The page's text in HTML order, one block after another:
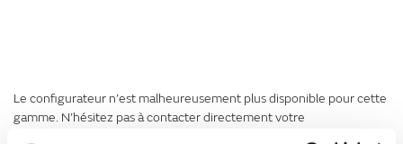
Le configurateur n’est malheureusement plus disponible pour cette
gamme. N’hésitez pas à contacter directement votre